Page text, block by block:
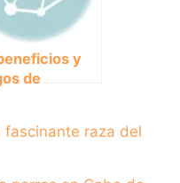
y
de
raza del